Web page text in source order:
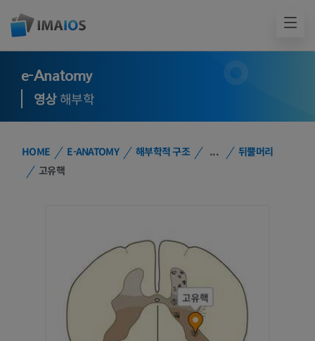
e-Anatomy
영상해부학
HOME E-ANATOMY 해부학적 구조 ...
뒤뿔머리
고유핵